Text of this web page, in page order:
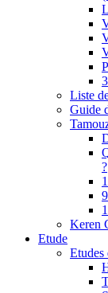
Liste
Guide
?
Keren
Etude
Etudes